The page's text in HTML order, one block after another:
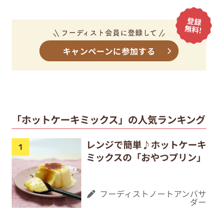
キャンペーンに参加する
「ホットケーキミックス」の人気ランキング
レンジで簡単♪ホットケーキ
ミックスの「おやつプリン」
フーディストノートアンバサ
ダー